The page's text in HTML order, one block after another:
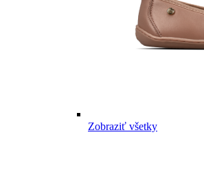
Zobraziť všetky